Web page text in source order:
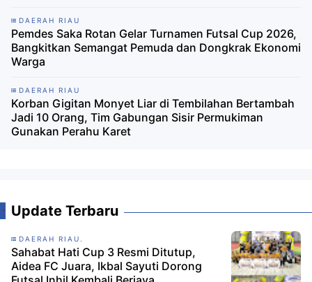
DAERAH RIAU
Pemdes Saka Rotan Gelar Turnamen Futsal Cup 2026,
Bangkitkan Semangat Pemuda dan Dongkrak Ekonomi
Warga
DAERAH RIAU
Korban Gigitan Monyet Liar di Tembilahan Bertambah
Jadi 10 Orang, Tim Gabungan Sisir Permukiman
Gunakan Perahu Karet
Update Terbaru
DAERAH RIAU.
Sahabat Hati Cup 3 Resmi Ditutup,
Aidea FC Juara, Ikbal Sayuti Dorong